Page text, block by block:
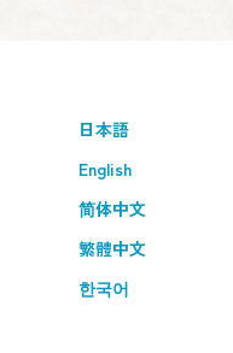
日本語
English
简体中文
繁體中文
한국어